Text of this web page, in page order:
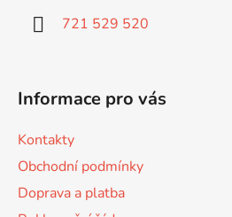
721 529 520
Informace pro vás
Kontakty
Obchodní podmínky
Doprava a platba